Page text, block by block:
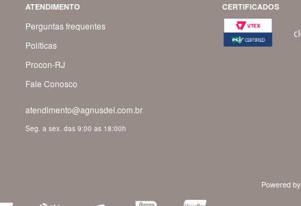
ATENDIMENTO
Perguntas frequentes
Políticas
Procon-RJ
Fale Conosco
atendimento@agnusdei.com.br
Seg. a sex. das 9:00 as 18:00h
CERTIFICADOS
Powered by